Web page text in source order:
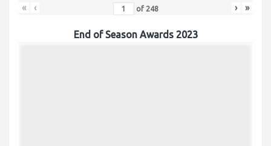
« ‹ of 248 › »
End of Season Awards 2023